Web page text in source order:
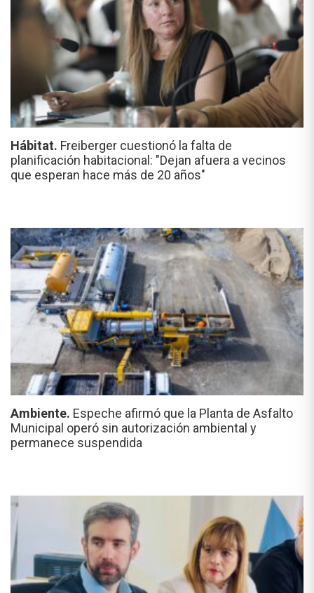
Hábitat. Freiberger cuestionó la falta de
planificación habitacional: "Dejan afuera a vecinos
que esperan hace más de 20 años"
Ambiente. Espeche afirmó que la Planta de Asfalto
Municipal operó sin autorización ambiental y
permanece suspendida